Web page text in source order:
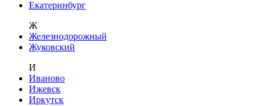
Екатеринбург
Ж
Железнодорожный
Жуковский
И
Иваново
Ижевск
Иркутск